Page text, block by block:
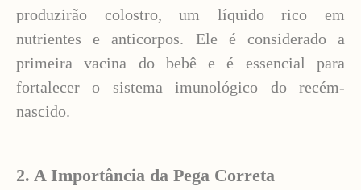
produzirão colostro, um líquido rico em
nutrientes e anticorpos. Ele é considerado a
primeira vacina do bebê e é essencial para
fortalecer o sistema imunológico do recém-
nascido.
2. A Importância da Pega Correta